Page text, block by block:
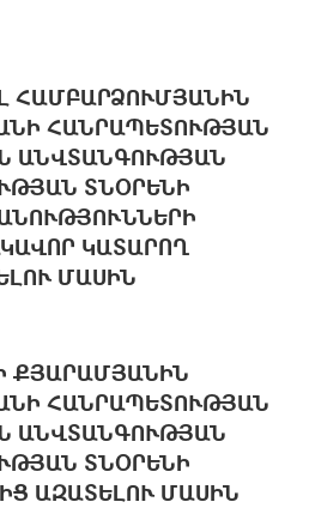
ՀԱՄԲԱՐՁՈՒՄՅԱՆԻՆ
ՀԱՆՐԱՊԵՏՈՒԹՅԱՆ
ԱՆՎՏԱՆԳՈՒԹՅԱՆ
ՏՆՕՐԵՆԻ
ԿԱՏԱՐՈՂ
ՄԱՍԻՆ
ՔՅԱՐԱՄՅԱՆԻՆ
ՀԱՆՐԱՊԵՏՈՒԹՅԱՆ
ԱՆՎՏԱՆԳՈՒԹՅԱՆ
ՏՆՕՐԵՆԻ
ԱԶԱՏԵԼՈՒ ՄԱՍԻՆ